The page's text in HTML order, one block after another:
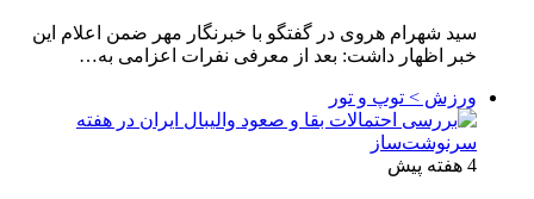
سید شهرام هروی در گفتگو با خبرنگار مهر ضمن اعلام این
خبر اظهار داشت: بعد از معرفی نفرات اعزامی به…
ورزش > توپ و تور
4 هفته پیش